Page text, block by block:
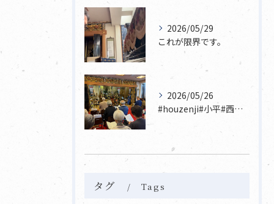
2026/05/29
これが限界です。
2026/05/26
#houzenji#小平#西東京市#東村山#立川市国分寺市寺...
タグ Tags